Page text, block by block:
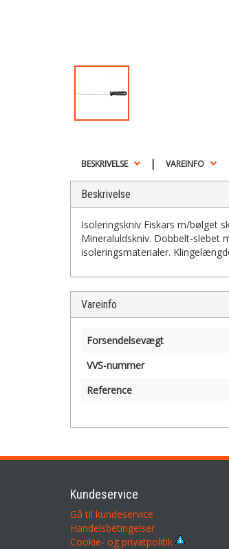
BESKRIVELSE | VAREINFO
Beskrivelse
Isoleringskniv Fiskars m/bølget
Mineraluldskniv. Dobbelt-slebet
isoleringsmaterialer.
Vareinfo
Forsendelsevægt
VVS-nummer
Reference
Kundeservice
Gå til kundeservice
Handelsbetingelser
Cookie- og privatpolitik